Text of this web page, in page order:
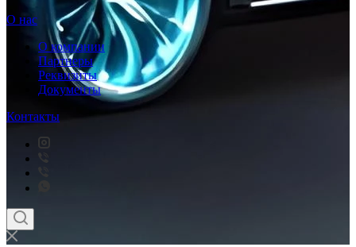
О нас
О компании
Партнеры
Реквизиты
Документы
Контакты